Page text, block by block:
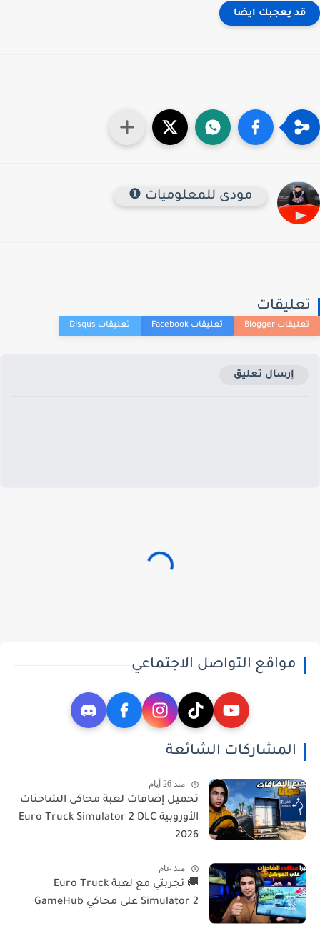
قد يعجبك ايضا
مودى للمعلوميات ❶
إرسال تعليق
مواقع التواصل الاجتماعي
المشاركات الشائعة
منذ 26 أيام
تحميل إضافات لعبة محاكى الشاحنات
الأوروبية Euro Truck Simulator 2 DLC
2026
منذ عام
🚚 تجربتي مع لعبة Euro Truck
Simulator 2 على محاكي GameHub